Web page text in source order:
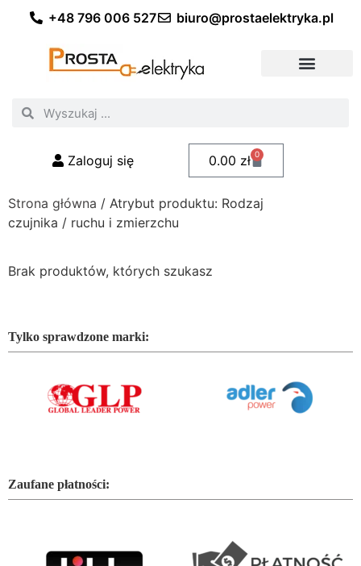
+48 796 006 527 biuro@prostaelektryka.pl
Zaloguj się 0.00 zł 0
Strona główna / Atrybut produktu: Rodzaj
czujnika / ruchu i zmierzchu
Brak produktów, których szukasz
Tylko sprawdzone marki:
Zaufane płatności: